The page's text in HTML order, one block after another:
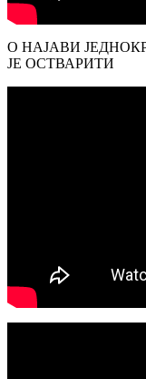
О НАЈАВИ
ЈЕ ОСТВАРИТИ